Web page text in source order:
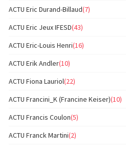
ACTU Eric Durand-Billaud(7)
ACTU Eric Jeux IFESD(43)
ACTU Eric-Louis Henri(16)
ACTU Erik Andler(10)
ACTU Fiona Lauriol(22)
ACTU Francini_K (Francine Keiser)(10)
ACTU Francis Coulon(5)
ACTU Franck Martini(2)